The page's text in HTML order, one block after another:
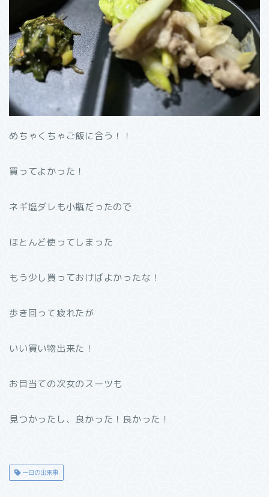
めちゃくちゃご飯に合う！！
買ってよかった！
ネギ塩ダレも小瓶だったので
ほとんど使ってしまった
もう少し買っておけばよかったな！
歩き回って疲れたが
いい買い物出来た！
お目当ての次女のスーツも
見つかったし、良かった！良かった！
一日の出来事